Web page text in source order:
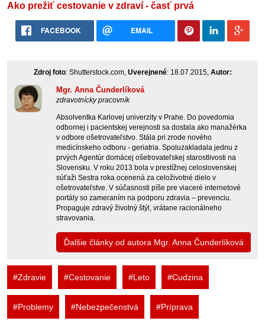
Ako prežiť cestovanie v zdraví - časť prvá
FACEBOOK EMAIL
Zdroj foto: Shutterstock.com, Uverejnené: 18.07.2015, Autor:
Mgr. Anna Čunderlíková
zdravotnícky pracovník
Absolventka Karlovej univerzity v Prahe. Do povedomia
odbornej i pacientskej verejnosti sa dostala ako manažérka
v odbore ošetrovateľstvo. Stála pri zrode nového
medicínskeho odboru - geriatria. Spoluzakladala jednu z
prvých Agentúr domácej ošetrovateľskej starostlivosti na
Slovensku. V roku 2013 bola v prestížnej celoslovenskej
súťaži Sestra roka ocenená za celoživotné dielo v
ošetrovateľstve. V súčasnosti píše pre viaceré internetové
portály so zameraním na podporu zdravia – prevenciu.
Propaguje zdravý životný štýl, vrátane racionálneho
stravovania.
Ďalšie články od autora Mgr. Anna Čunderlíková
#Zdravie #Cestovanie #Leto #Cudzina
#Problemy #Nebezpečenstvá #Príprava